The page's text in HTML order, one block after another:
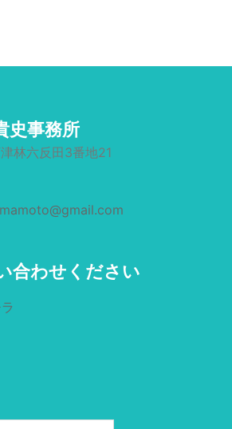
史事務所
林六反田3番地21
合わせください